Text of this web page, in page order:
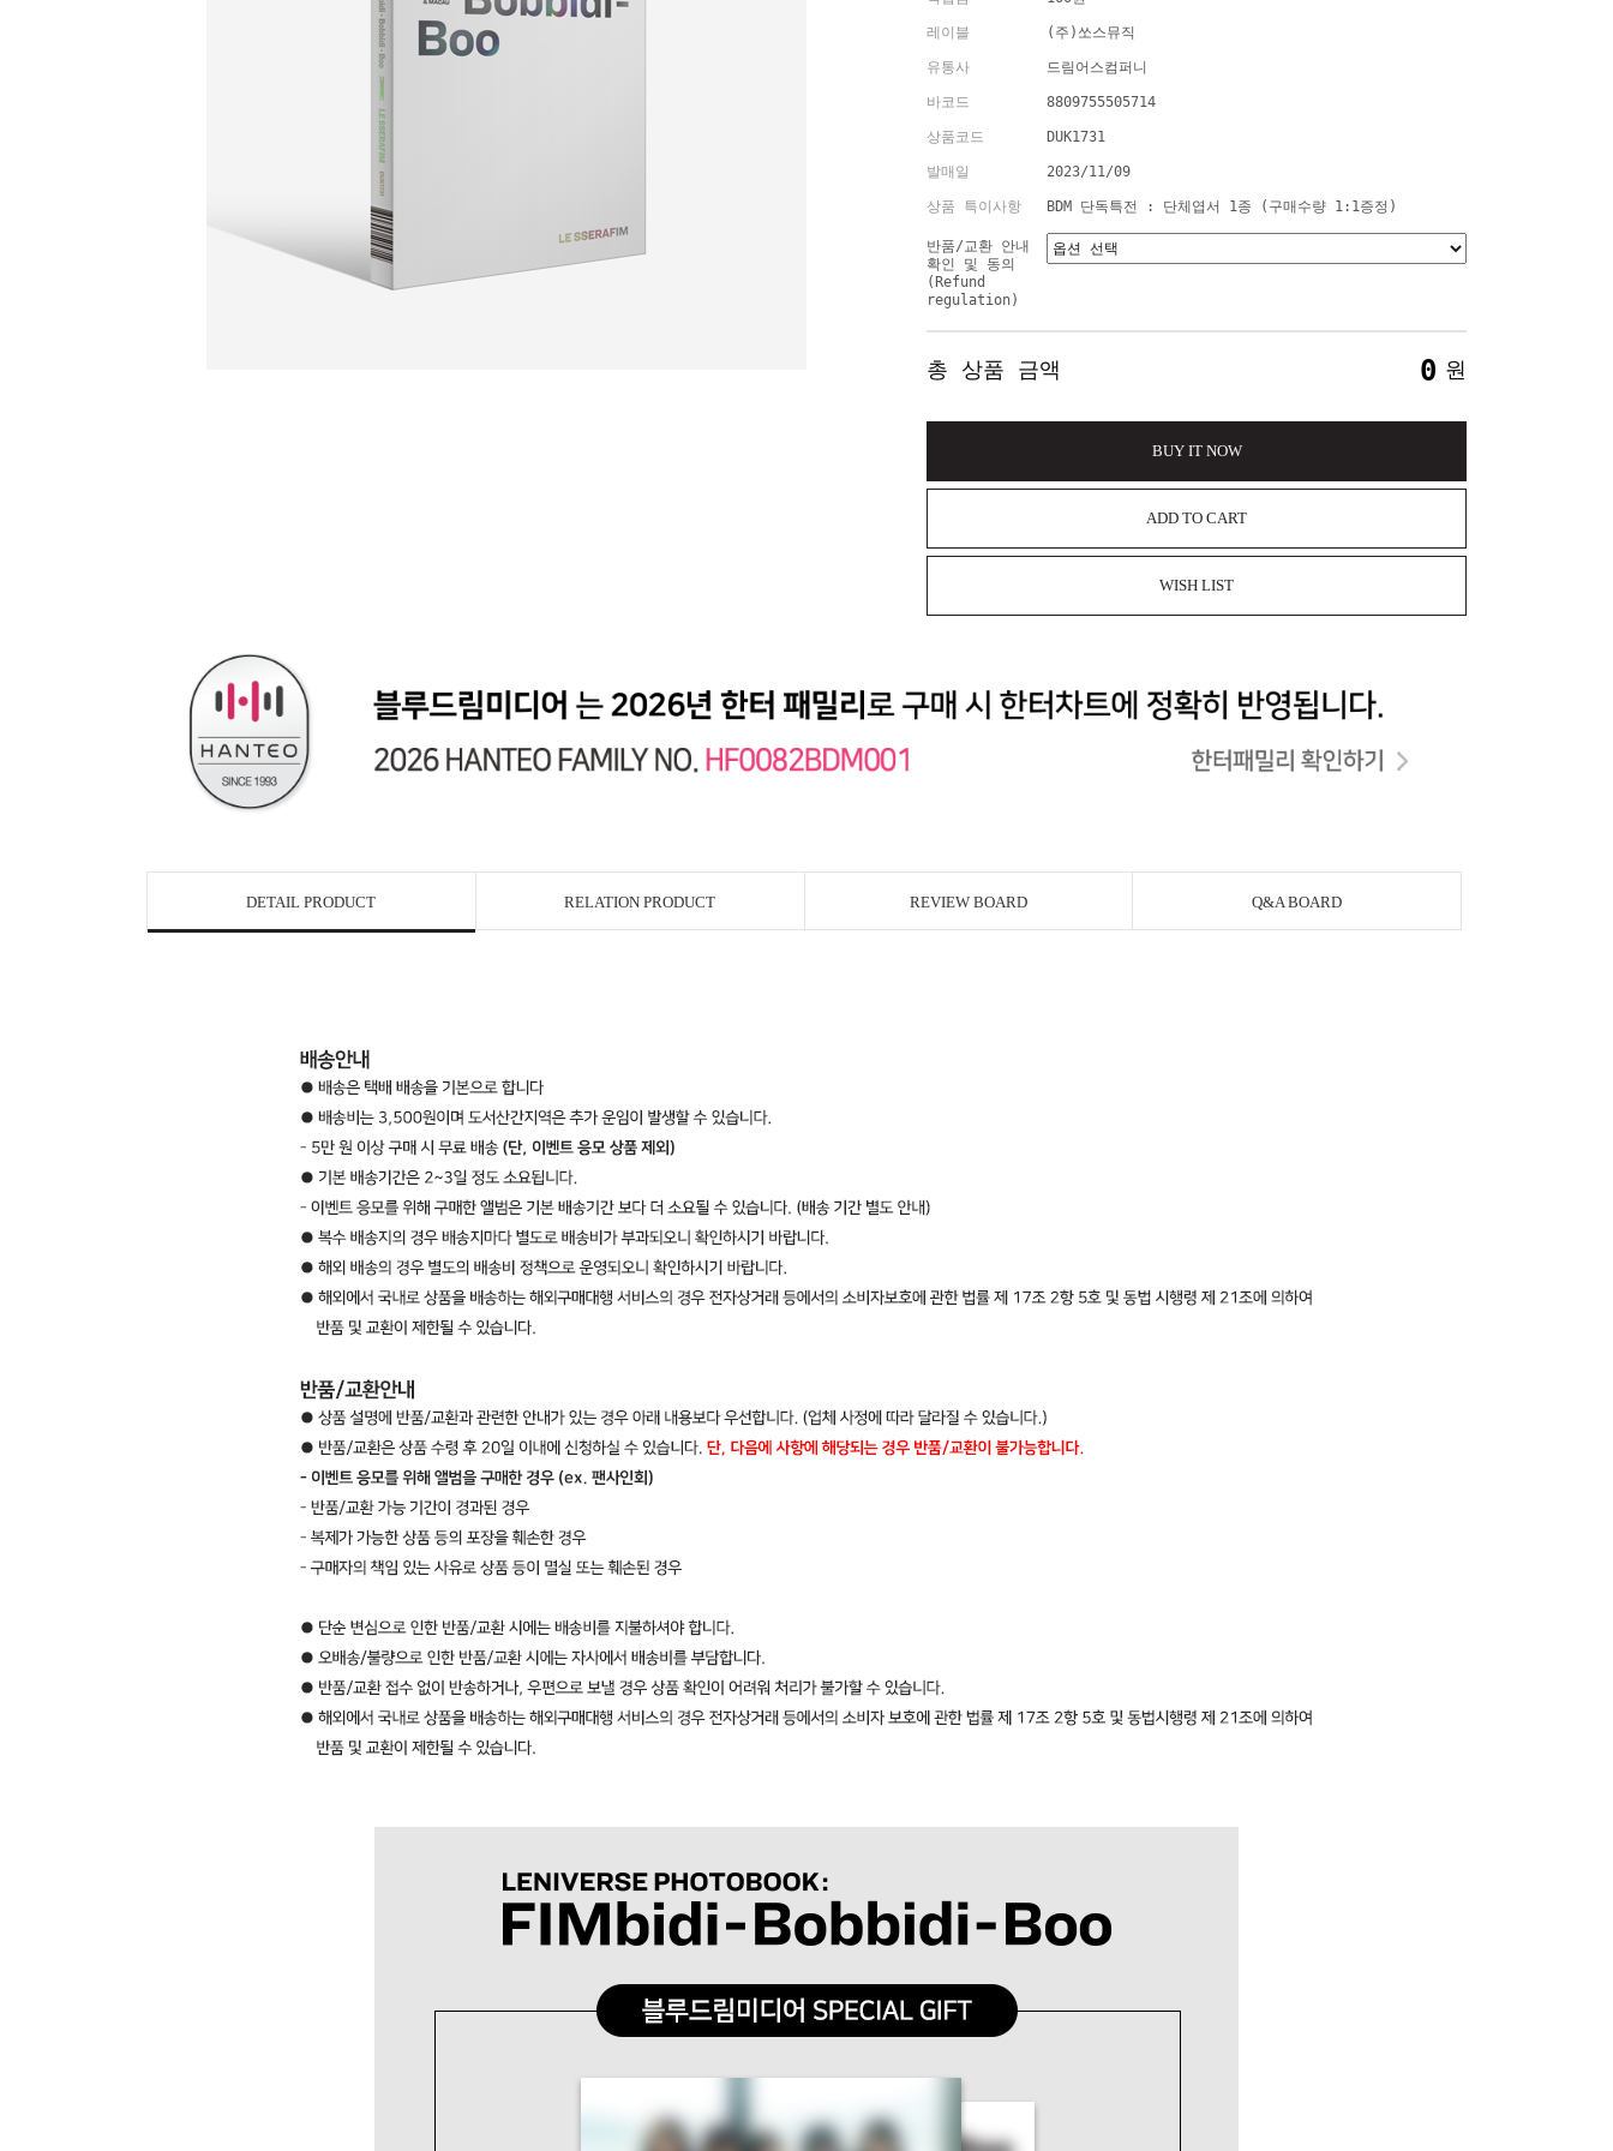
레이블 (주)쏘스뮤직
유통사 드림어스컴퍼니
바코드 8809755505714
상품코드 DUK1731
발매일 2023/11/09
상품 특이사항 BDM 단독특전 : 단체엽서 1종 (구매수량 1:1증정)
반품/교환 안내
확인 및 동의
(Refund
regulation)
총 상품 금액 0 원
BUY IT NOW
ADD TO CART
WISH LIST
DETAIL PRODUCT RELATION PRODUCT REVIEW BOARD Q&A BOARD